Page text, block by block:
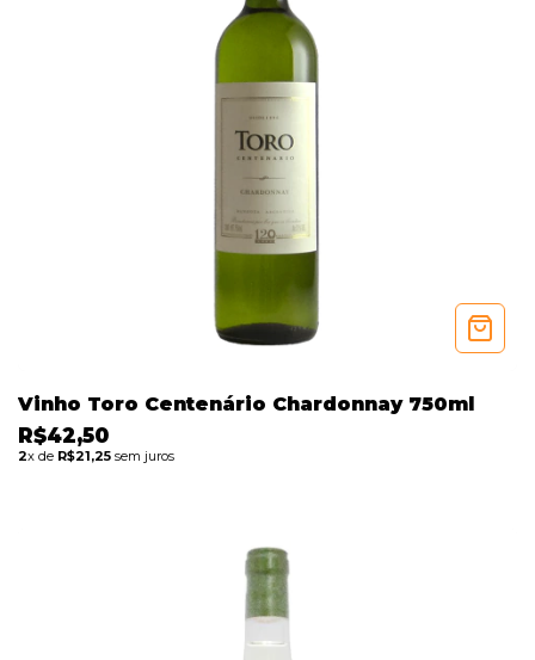
Vinho Toro Centenário Chardonnay 750ml
R$42,50
2x de R$21,25 sem juros